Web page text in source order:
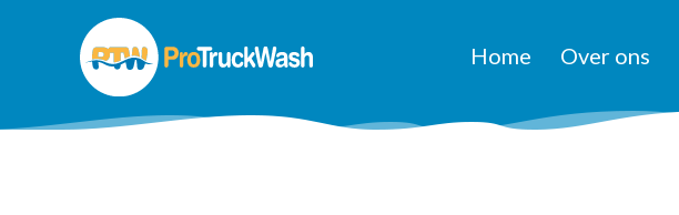
Home Over ons